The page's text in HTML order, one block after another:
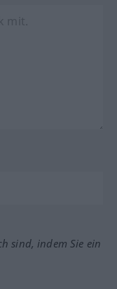
sind, indem Sie ein